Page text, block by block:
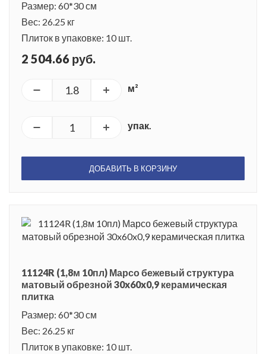
Размер: 60*30 см
Вес: 26.25 кг
Плиток в упаковке: 10 шт.
2 504.66 руб.
м²
упак.
ДОБАВИТЬ В КОРЗИНУ
11124R (1,8м 10пл) Марсо бежевый структура
матовый обрезной 30x60x0,9 керамическая
плитка
Размер: 60*30 см
Вес: 26.25 кг
Плиток в упаковке: 10 шт.